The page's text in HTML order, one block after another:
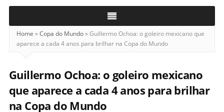
Notícias
Home »Copa do Mundo»Guillermo Ochoa: o goleiro mexicano que
aparece a cada 4 anos para brilhar na Copa do Mundo
Guillermo Ochoa: o goleiro mexicano
que aparece a cada 4 anos para brilhar
na Copa do Mundo